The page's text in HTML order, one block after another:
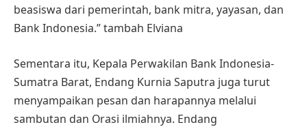
beasiswa dari pemerintah, bank mitra, yayasan, dan
Bank Indonesia.” tambah Elviana
Sementara itu, Kepala Perwakilan Bank Indonesia-
Sumatra Barat, Endang Kurnia Saputra juga turut
menyampaikan pesan dan harapannya melalui
sambutan dan Orasi ilmiahnya. Endang